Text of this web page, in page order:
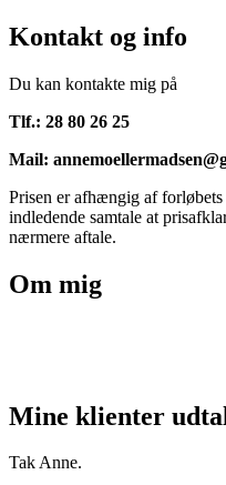
Kontakt og info
Du kan kontakte mig på
Tlf.: 28 80 26 25
Mail:
Prisen er afhængig af
indledende samtale at
nærmere aftale.
Om mig
Mine klienter
Tak Anne.